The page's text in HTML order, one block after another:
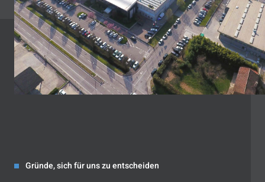
Gründe, sich für uns zu entscheiden